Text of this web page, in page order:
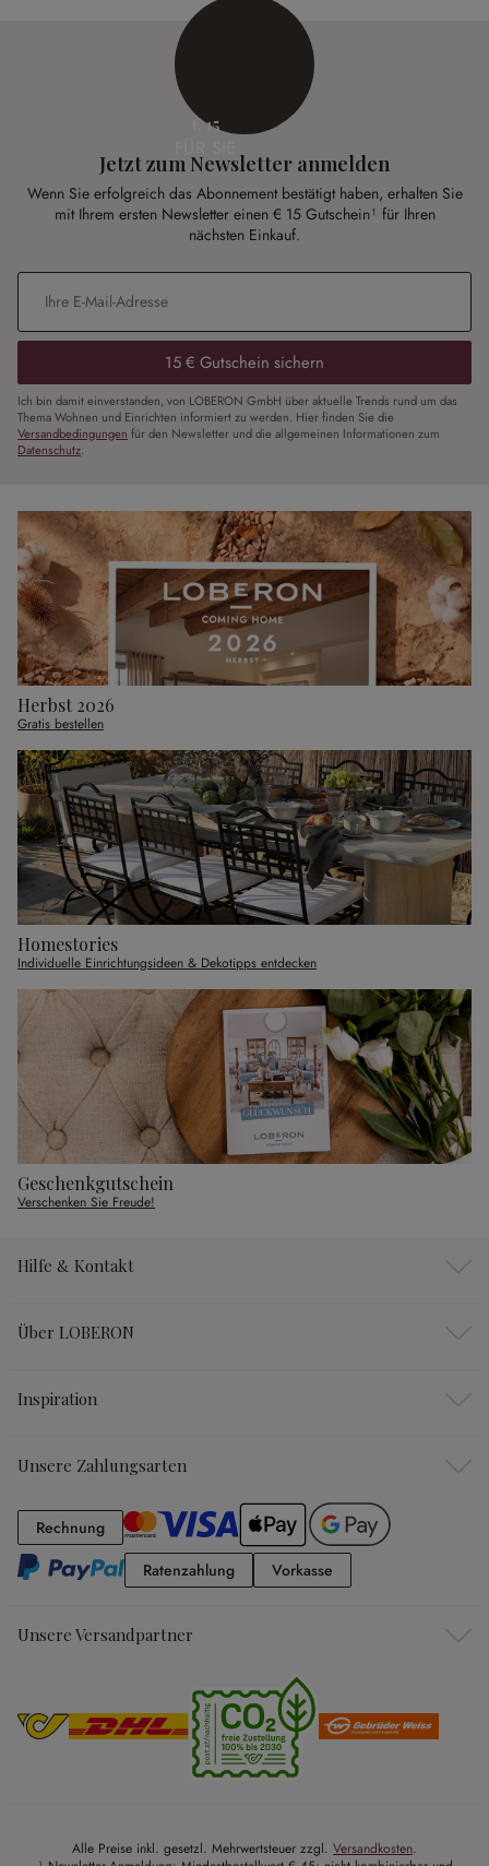
€ 15
Jetzt zum Newsletter anmelden
Wenn Sie erfolgreich das Abonnement bestätigt haben, erhalten Sie
mit Ihrem ersten Newsletter einen € 15 Gutschein¹ für Ihren
nächsten Einkauf.
E-Mail-Adresse*
15 € Gutschein sichern
Ich bin damit einverstanden, von LOBERON GmbH über aktuelle Trends rund um das
Thema Wohnen und Einrichten informiert zu werden. Hier finden Sie die
Versandbedingungen für den Newsletter und die allgemeinen Informationen zum
Datenschutz.
Herbst 2026
Gratis bestellen
Homestories
Individuelle Einrichtungsideen & Dekotipps entdecken
Geschenkgutschein
Verschenken Sie Freude!
Hilfe & Kontakt
Über LOBERON
Inspiration
Unsere Zahlungsarten
RechnungRechnung
RatenzahlungRatenzahlung
Vorkasse
Unsere Versandpartner
Alle Preise inkl. gesetzl. Mehrwertsteuer zzgl. Versandkosten.